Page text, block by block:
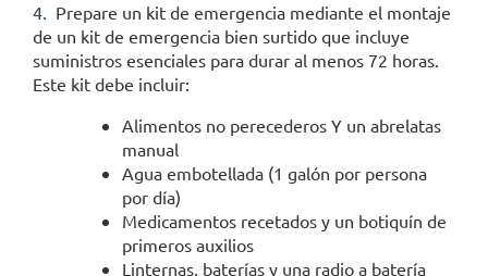
4. Prepare un kit de emergencia mediante el montaje
de un kit de emergencia bien surtido que incluye
suministros esenciales para durar al menos 72 horas.
Este kit debe incluir:
Alimentos no perecederos Y un abrelatas
manual
Agua embotellada (1 galón por persona
por día)
Medicamentos recetados y un botiquín de
primeros auxilios
Linternas, baterías y una radio a batería